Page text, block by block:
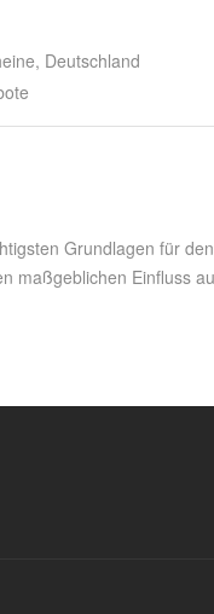
Deutschland
Grundlagen für den
maßgeblichen Einfluss